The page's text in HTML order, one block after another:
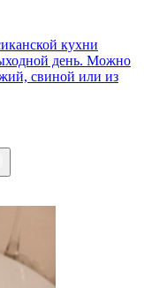
кухни
день. Можно
свиной или из